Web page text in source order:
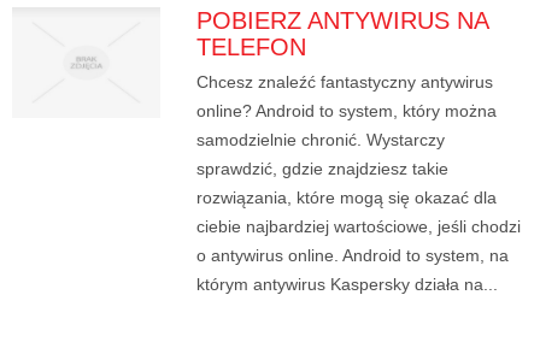
POBIERZ ANTYWIRUS NA
TELEFON
Chcesz znaleźć fantastyczny antywirus
online? Android to system, który można
samodzielnie chronić. Wystarczy
sprawdzić, gdzie znajdziesz takie
rozwiązania, które mogą się okazać dla
ciebie najbardziej wartościowe, jeśli chodzi
o antywirus online. Android to system, na
którym antywirus Kaspersky działa na...